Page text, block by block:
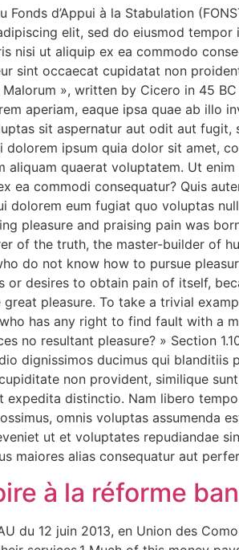
d’Appui à la Stabulation
elit, sed do eiusmod
nisi ut aliquip ex ea commodo
sint occaecat cupidatat non
», written by Cicero in 45
aperiam, eaque ipsa quae ab illo
sit aspernatur aut odit aut fugit,
ipsum quia dolor sit amet,
quaerat voluptatem. Ut
commodi consequatur? Quis
eum fugiat quo voluptas
pleasure and praising pain was
of the truth, the master-builder of
do not know how to pursue
desires to obtain pain of itself,
pleasure. To take a trivial
has any right to find fault with a
no resultant pleasure? » Section
dignissimos ducimus qui blanditiis
non provident, similique
distinctio. Nam libero
omnis voluptas assumenda
ut et voluptates repudiandae
maiores alias consequatur aut
à la réforme
du 12 juin 2013, en Union des